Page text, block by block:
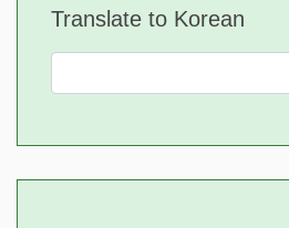
Translate to Korean